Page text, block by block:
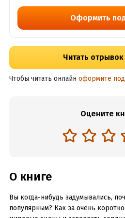
Оформить
Читать отрывок
Чтобы читать онлайн оформите
Оцените
О книге
Вы когда-нибудь задумывались,
популярным? Как за очень